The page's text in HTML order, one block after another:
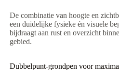
De combinatie van hoogte en
een duidelijke fysieke én visuele
bijdraagt aan rust en overzicht
gebied.
Dubbelpunt-grondpen voor